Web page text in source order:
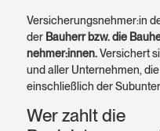
Versicherungs­nehmer:in
der Bauherr bzw. die
nehmer:innen.Versichert
und aller Unter­nehmen,
einschließ­lich der
Wer zahlt die